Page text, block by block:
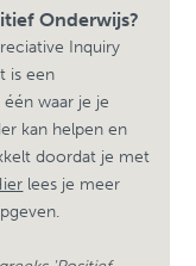
Onderwijs?
Inquiry
is een
waar je je
kan helpen en
doordat je met
lees je meer